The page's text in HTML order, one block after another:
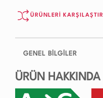
ÜRÜNLERİ KARŞILAŞTIR
GENEL BİLGİLER
ÜRÜN HAKKINDA